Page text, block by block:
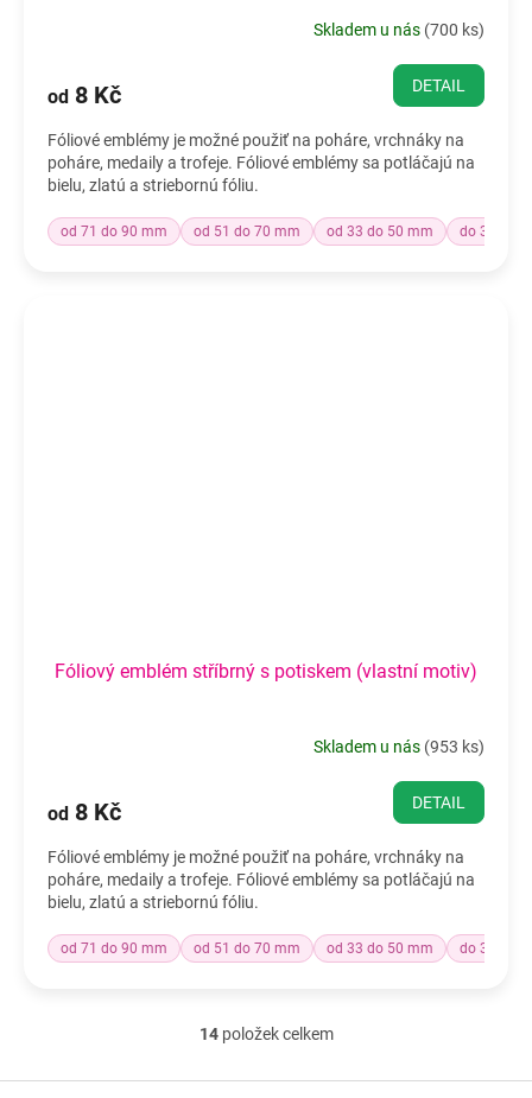
Skladem u nás (700 ks)
od 8 Kč DETAIL
Fóliové emblémy je možné použiť na poháre, vrchnáky na
poháre, medaily a trofeje. Fóliové emblémy sa potláčajú na
bielu, zlatú a striebornú fóliu.
od 71 do 90 mm od 51 do 70 mm od 33 do 50 mm do 32 mm
Fóliový emblém stříbrný s potiskem (vlastní motiv)
Skladem u nás (953 ks)
od 8 Kč DETAIL
Fóliové emblémy je možné použiť na poháre, vrchnáky na
poháre, medaily a trofeje. Fóliové emblémy sa potláčajú na
bielu, zlatú a striebornú fóliu.
od 71 do 90 mm od 51 do 70 mm od 33 do 50 mm do 32 mm
O
l
14položek celkem